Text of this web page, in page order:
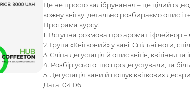
Це не просто калібрування – це цілий
кожну квітку, детально розбираємо опис і
Програма курсу:
1. Вступна розмова про аромат і флейвор –
2. Група «Квітковий» у каві. Спільні ноти,
3. Сліпа дегустація й опис квітів,
4. Розбір усього, що продегустували, та
5. Дегустація кави й пошук квіткових
Дата: 04.06